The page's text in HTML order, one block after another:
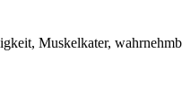
Muskelkater,